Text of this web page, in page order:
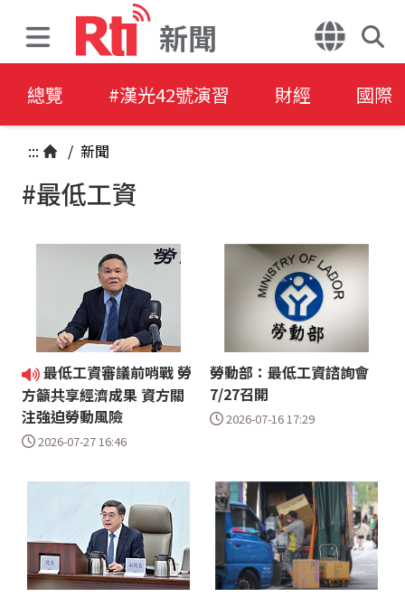
新聞
總覽 #漢光42號演習 財經 國際
::: / 新聞
#最低工資
最低工資審議前哨戰 勞
方籲共享經濟成果 資方關
注強迫勞動風險
2026-07-27 16:46
勞動部：最低工資諮詢會
7/27召開
2026-07-16 17:29